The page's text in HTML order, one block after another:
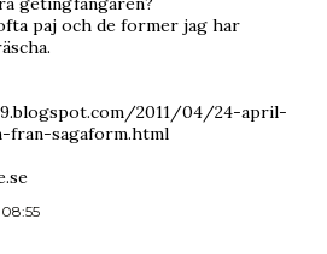
paj och de former jag har
2011/04/24-april-
fran-sagaform.html
08:55